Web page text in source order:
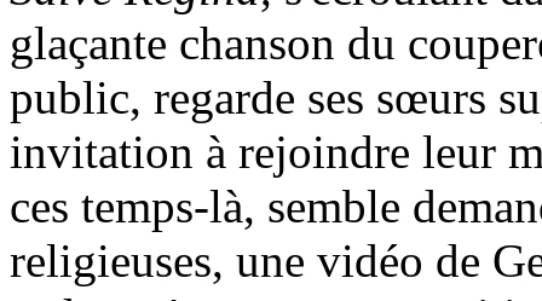
glaçante chanson du
public, regarde ses sœurs
invitation à rejoindre leur
ces temps-là, semble
religieuses, une vidéo de